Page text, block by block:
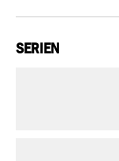
SERIEN